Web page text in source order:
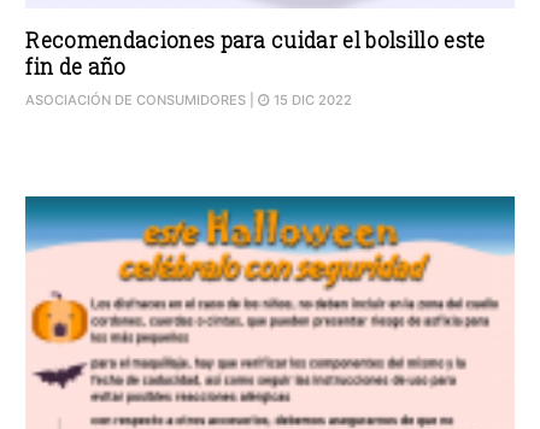
Recomendaciones para cuidar el bolsillo este
fin de año
ASOCIACIÓN DE CONSUMIDORES | 15 DIC 2022